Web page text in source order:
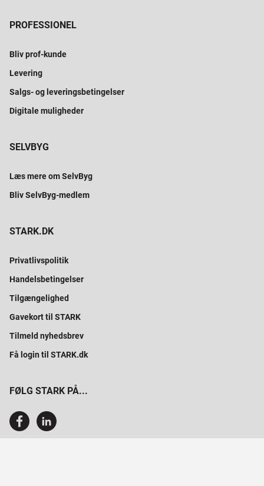
PROFESSIONEL
Bliv prof-kunde
Levering
Salgs- og leveringsbetingelser
Digitale muligheder
SELVBYG
Læs mere om SelvByg
Bliv SelvByg-medlem
STARK.DK
Privatlivspolitik
Handelsbetingelser
Tilgængelighed
Gavekort til STARK
Tilmeld nyhedsbrev
Få login til STARK.dk
FØLG STARK PÅ...